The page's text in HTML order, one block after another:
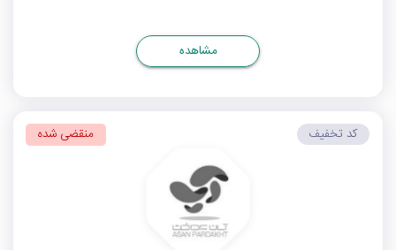
مشاهده
کد تخفیف منقضی شده